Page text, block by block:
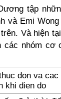
tập
và Emi
Và hiện
nhóm cơ